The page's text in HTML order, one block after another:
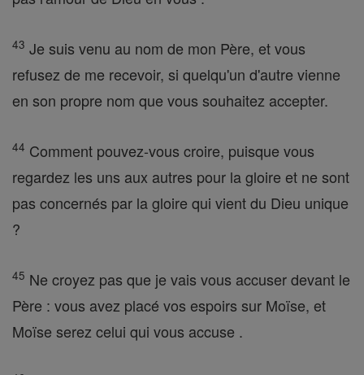
43 Je suis venu au nom de mon Père, et vous
refusez de me recevoir, si quelqu'un d'autre vienne
en son propre nom que vous souhaitez accepter.
44 Comment pouvez-vous croire, puisque vous
regardez les uns aux autres pour la gloire et ne sont
pas concernés par la gloire qui vient du Dieu unique
?
45 Ne croyez pas que je vais vous accuser devant le
Père : vous avez placé vos espoirs sur Moïse, et
Moïse serez celui qui vous accuse .